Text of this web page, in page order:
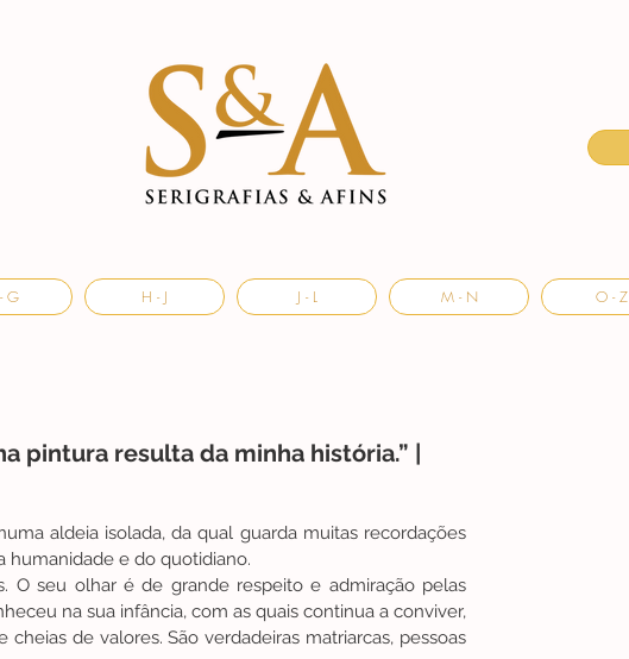
G H - J J - L M - N O - Z
pintura resulta da minha história.” |
aldeia isolada, da qual guarda muitas recordações
humanidade e do quotidiano.
O seu olhar é de grande respeito e admiração pelas
na sua infância, com as quais continua a conviver,
de valores. São verdadeiras matriarcas, pessoas